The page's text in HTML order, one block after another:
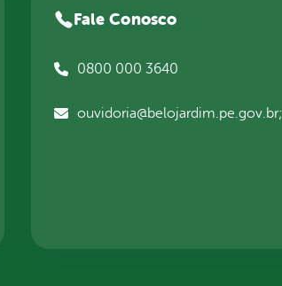
Fale Conosco
0800 000 3640
ouvidoria@belojardim.pe.gov.br;